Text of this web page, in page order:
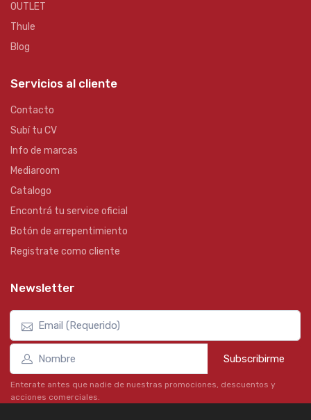
OUTLET
Thule
Blog
Servicios al cliente
Contacto
Subí tu CV
Info de marcas
Mediaroom
Catalogo
Encontrá tu service oficial
Botón de arrepentimiento
Registrate como cliente
Newsletter
Subscribirme
Enterate antes que nadie de nuestras promociones, descuentos y
acciones comerciales.